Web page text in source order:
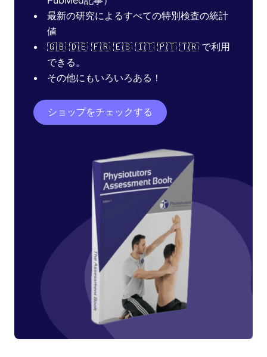
最新の研究によるすべての特別検査の統計
値
🇬🇧 🇩🇪 🇫🇷 🇪🇸 🇮🇹 🇵🇹 🇹🇷 で利用
できる。
その他にもいろいろある！
ショップをチェックする